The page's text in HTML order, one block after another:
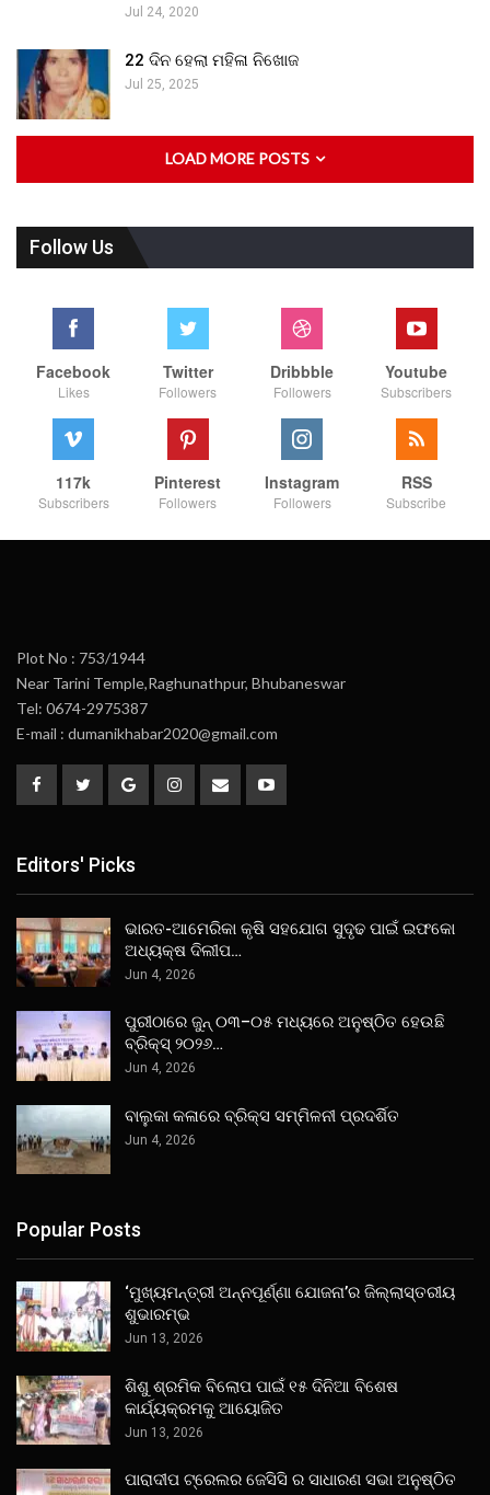
Jul 24, 2020
22 ଦିନ ହେଲା ମହିଳା ନିଖୋଜ
Jul 25, 2025
LOAD MORE POSTS
Follow Us
Facebook
Likes
Twitter
Followers
Dribbble
Followers
Youtube
Subscribers
117k
Subscribers
Pinterest
Followers
Instagram
Followers
RSS
Subscribe
Plot No : 753/1944
Near Tarini Temple,Raghunathpur, Bhubaneswar
Tel: 0674-2975387
E-mail : dumanikhabar2020@gmail.com
Editors' Picks
ଭାରତ-ଆମେରିକା କୃଷି ସହଯୋଗ ସୁଦୃଢ ପାଇଁ ଇଫକୋ
ଅଧ୍ୟକ୍ଷ ଦିଲୀପ…
Jun 4, 2026
ପୁରୀଠାରେ ଜୁନ୍ ୦୩–୦୫ ମଧ୍ୟରେ ଅନୁଷ୍ଠିତ ହେଉଛି
ବ୍ରିକ୍ସ୍ ୨୦୨୬…
Jun 4, 2026
ବାଲୁକା କଳାରେ ବ୍ରିକ୍ସ ସମ୍ମିଳନୀ ପ୍ରଦର୍ଶିତ
Jun 4, 2026
Popular Posts
‘ମୁଖ୍ୟମନ୍ତ୍ରୀ ଅନ୍ନପୂର୍ଣ୍ଣା ଯୋଜନା’ର ଜିଲ୍ଲାସ୍ତରୀୟ
ଶୁଭାରମ୍ଭ
Jun 13, 2026
ଶିଶୁ ଶ୍ରମିକ ବିଲୋପ ପାଇଁ ୧୫ ଦିନିଆ ବିଶେଷ
କାର୍ଯ୍ୟକ୍ରମକୁ ଆୟୋଜିତ
Jun 13, 2026
ପାରାଦୀପ ଟ୍ରେଲର ଜେସିସି ର ସାଧାରଣ ସଭା ଅନୁଷ୍ଠିତ